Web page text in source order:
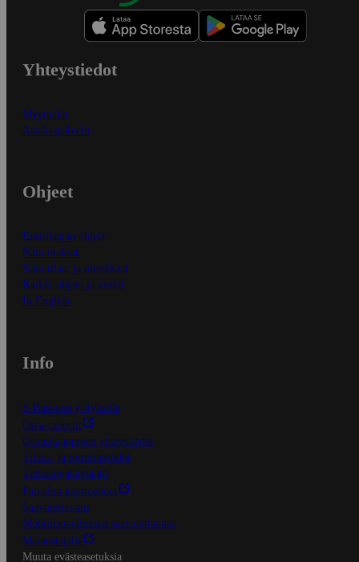
Yhteystiedot
Myymälät
Asiakaspalvelu
Ohjeet
Ensitilaajan ohjeet
Näin maksat
Näin tilaat ja muokkaat
Kaikki ohjeet ja vinkit
In English
Info
S-Business yrityksille
Oiva-raportit
Osuuskauppojen yhteystiedot
Tilaus- ja toimitusehdot
Tietosuojakäytäntö
Palvelun käyttöehdot
Saavutettavuus
Mobiilisovelluksen saavutettavuus
Mainostajalle
Muuta evästeasetuksia